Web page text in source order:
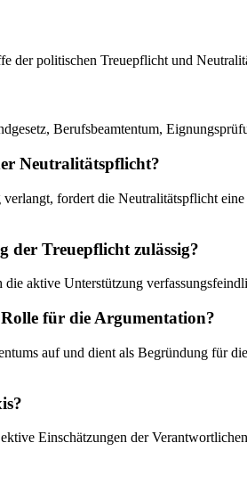
politischen Treuepflicht und
Berufsbeamtentum,
Neutralitätspflicht?
fordert die Neutralitätspflicht
der Treuepflicht zulässig?
aktive Unterstützung
für die Argumentation?
auf und dient als Begründung für
Einschätzungen der